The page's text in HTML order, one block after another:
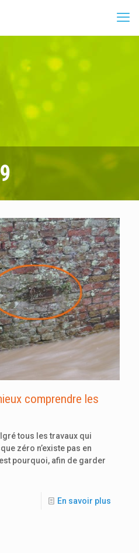
comprendre les
tous les travaux qui
zéro n’existe pas en
pourquoi, afin de garder
En savoir plus